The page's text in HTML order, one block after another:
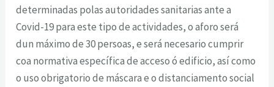
determinadas polas autoridades sanitarias ante a
Covid-19 para este tipo de actividades, o aforo será
dun máximo de 30 persoas, e será necesario cumprir
coa normativa específica de acceso ó edificio, así como
o uso obrigatorio de máscara e o distanciamento social